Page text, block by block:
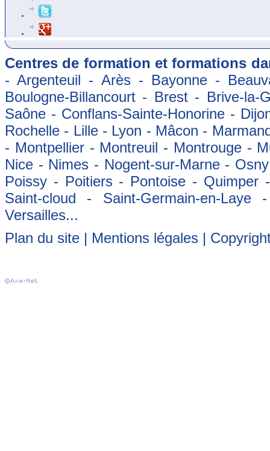
Centres de formation et formations
- Argenteuil - Arès - Bayonne -
Boulogne-Billancourt - Brest - Brive-
Saône - Conflans-Sainte-Honorine -
Rochelle - Lille - Lyon - Mâcon -
- Montpellier - Montreuil - Montrouge -
Nice - Nimes - Nogent-sur-Marne -
Poissy - Poitiers - Pontoise -
Saint-cloud - Saint-Germain-en-
Versailles...
Plan du site | Mentions légales |